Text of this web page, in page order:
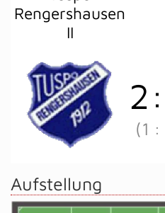
Rengershausen
II
2 :
(1 :
Aufstellung